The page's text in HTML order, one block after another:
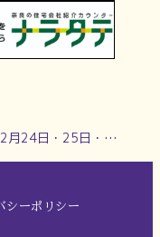
日に開催いたしました！
シーポリシー